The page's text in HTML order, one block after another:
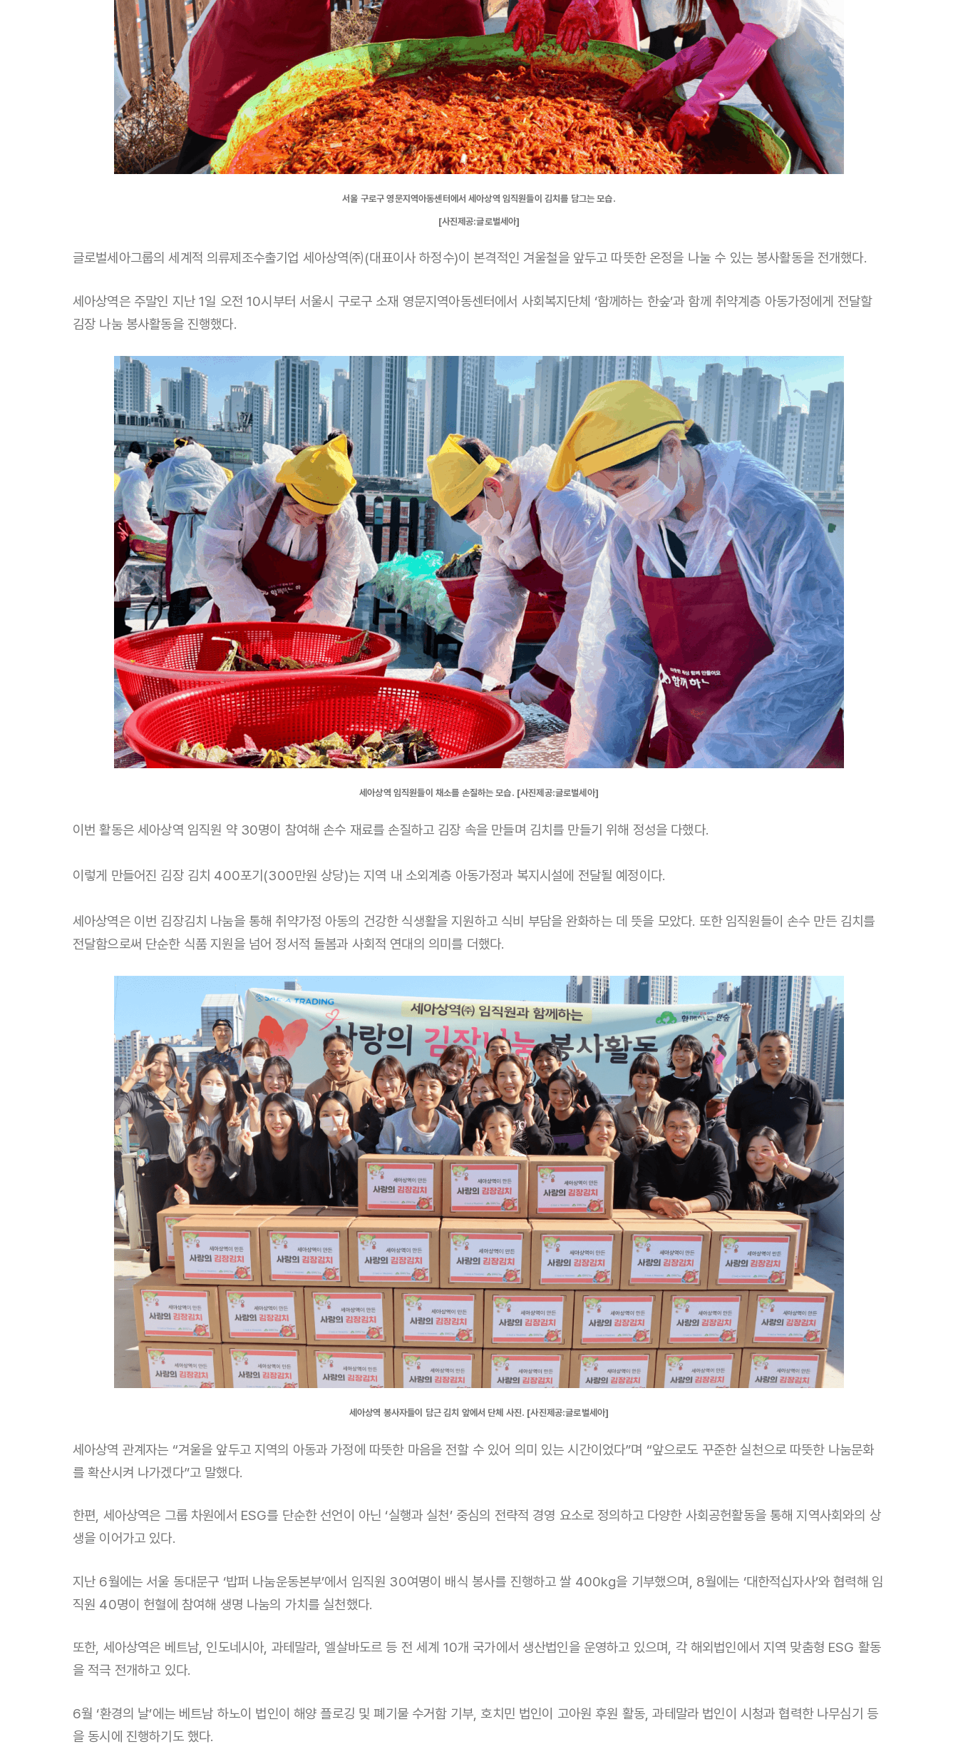
서울 구로구 영문지역아동센터에서 세아상역 임직원들이 김치를 담그는 모습.
[사진제공:글로벌세아]
글로벌세아그룹의 세계적 의류제조수출기업 세아상역㈜(대표이사 하정수)이 본격적인 겨울철을 앞두고 따뜻한 온정을 나눌 수 있는 봉사활동을 전개했다.
세아상역은 주말인 지난 1일 오전 10시부터 서울시 구로구 소재 영문지역아동센터에서 사회복지단체 ‘함께하는 한숲’과 함께 취약계층 아동가정에게 전달할
김장 나눔 봉사활동을 진행했다.
세아상역 임직원들이 채소를 손질하는 모습. [사진제공:글로벌세아]
이번 활동은 세아상역 임직원 약 30명이 참여해 손수 재료를 손질하고 김장 속을 만들며 김치를 만들기 위해 정성을 다했다.
이렇게 만들어진 김장 김치 400포기(300만원 상당)는 지역 내 소외계층 아동가정과 복지시설에 전달될 예정이다.
세아상역은 이번 김장김치 나눔을 통해 취약가정 아동의 건강한 식생활을 지원하고 식비 부담을 완화하는 데 뜻을 모았다. 또한 임직원들이 손수 만든 김치를
전달함으로써 단순한 식품 지원을 넘어 정서적 돌봄과 사회적 연대의 의미를 더했다.
세아상역 봉사자들이 담근 김치 앞에서 단체 사진. [사진제공:글로벌세아]
세아상역 관계자는 “겨울을 앞두고 지역의 아동과 가정에 따뜻한 마음을 전할 수 있어 의미 있는 시간이었다”며 “앞으로도 꾸준한 실천으로 따뜻한 나눔문화
를 확산시켜 나가겠다”고 말했다.
한편, 세아상역은 그룹 차원에서 ESG를 단순한 선언이 아닌 ‘실행과 실천’ 중심의 전략적 경영 요소로 정의하고 다양한 사회공헌활동을 통해 지역사회와의 상
생을 이어가고 있다.
지난 6월에는 서울 동대문구 ‘밥퍼 나눔운동본부’에서 임직원 30여명이 배식 봉사를 진행하고 쌀 400kg을 기부했으며, 8월에는 ‘대한적십자사’와 협력해 임
직원 40명이 헌혈에 참여해 생명 나눔의 가치를 실천했다.
또한, 세아상역은 베트남, 인도네시아, 과테말라, 엘살바도르 등 전 세계 10개 국가에서 생산법인을 운영하고 있으며, 각 해외법인에서 지역 맞춤형 ESG 활동
을 적극 전개하고 있다.
6월 ‘환경의 날’에는 베트남 하노이 법인이 해양 플로깅 및 폐기물 수거함 기부, 호치민 법인이 고아원 후원 활동, 과테말라 법인이 시청과 협력한 나무심기 등
을 동시에 진행하기도 했다.